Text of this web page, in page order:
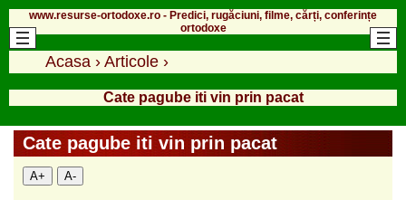
www.resurse-ortodoxe.ro - Predici, rugăciuni, filme, cărți, conferințe
ortodoxe
Acasa › Articole ›
Cate pagube iti vin prin pacat
Cate pagube iti vin prin pacat
A+ A-